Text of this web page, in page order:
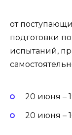
от
подготовки
испытаний,
20 июня –
20 июня –